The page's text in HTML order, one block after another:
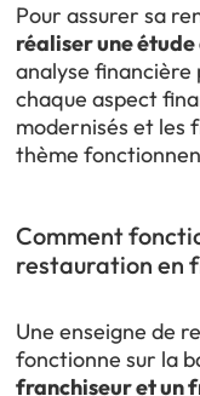
Pour assurer sa
réaliser une
analyse
chaque aspect
modernisés et les
thème
Comment
restauration en
Une enseigne de
fonctionne sur la
franchiseur et un